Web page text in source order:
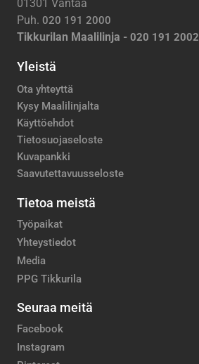
01301 Vantaa
Puh. 020 191 2000
Tikkurilan Maalilinja - 020 191 2002
Yleistä
Ota yhteyttä
Kysy Maalilinjalta
Käyttöehdot
Tietosuojaseloste
Kuvapankki
Saavutettavuusseloste
Tietoa meistä
Työpaikat
Yhteystiedot
Media
PPG Tikkurila
Seuraa meitä
Facebook
Instagram